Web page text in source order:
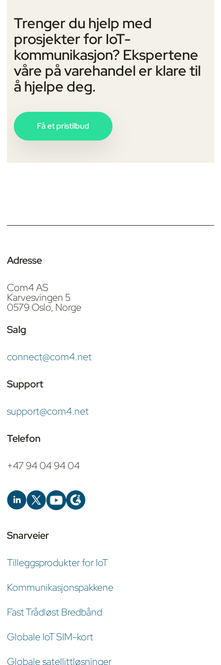
Trenger du hjelp med
prosjekter for IoT-
kommunikasjon? Ekspertene
våre på varehandel er klare til
å hjelpe deg.
Få et pristilbud
Adresse
Com4 AS
Karvesvingen 5
0579 Oslo, Norge
Salg
connect@com4.net
Support
support@com4.net
Telefon
+47 94 04 94 04
Snarveier
Tilleggsprodukter for IoT
Kommunikasjonspakkene
Fast Trådløst Bredbånd
Globale IoT SIM-kort
Globale satellittløsninger